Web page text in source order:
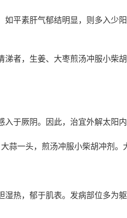
如平素肝气郁结明显，则多入少
涕者，生姜、大枣煎汤冲服小柴
于厥阴。因此，治宜外解太阳内
蒜一头，煎汤冲服小柴胡冲剂。
湿热，郁于肌表。发病部位多为